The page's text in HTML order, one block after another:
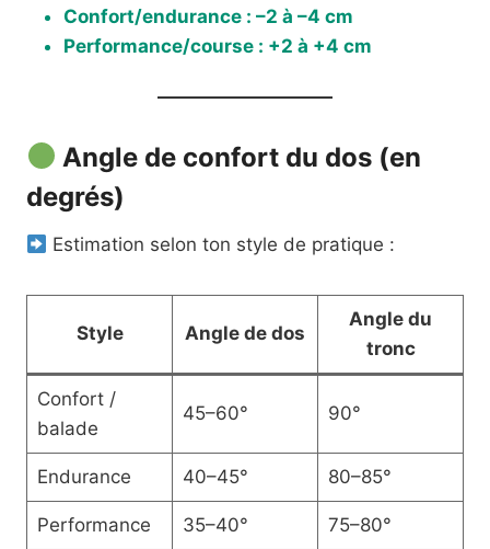
Confort/endurance : –2 à –4 cm
Performance/course : +2 à +4 cm
Angle de confort du dos (en
degrés)
Estimation selon ton style de pratique :
Style Angle de dos
Angle du
tronc
Confort /
balade
45–60° 90°
Endurance 40–45° 80–85°
Performance 35–40° 75–80°